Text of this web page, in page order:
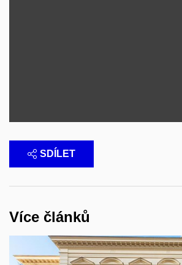
SDÍLET
Více článků